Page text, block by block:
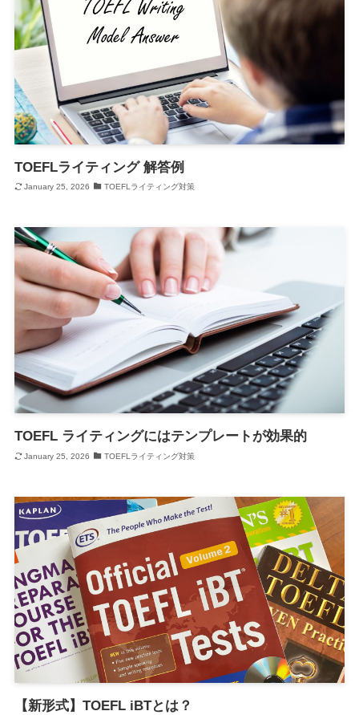
TOEFLライティング 解答例
January 25, 2026 TOEFLライティング対策
TOEFL ライティングにはテンプレートが効果的
January 25, 2026 TOEFLライティング対策
【新形式】TOEFL iBTとは？